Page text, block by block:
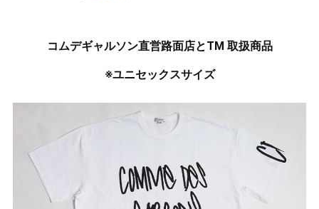
コムデギャルソン直営路面店とTM 取扱商品
※ユニセックスサイズ